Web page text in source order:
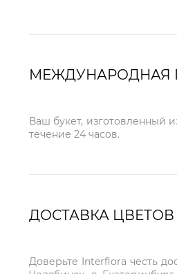
МЕЖДУНАРОДНАЯ
Ваш букет, изготовленный
течение 24 часов.
ДОСТАВКА
Доверьте Interflora честь